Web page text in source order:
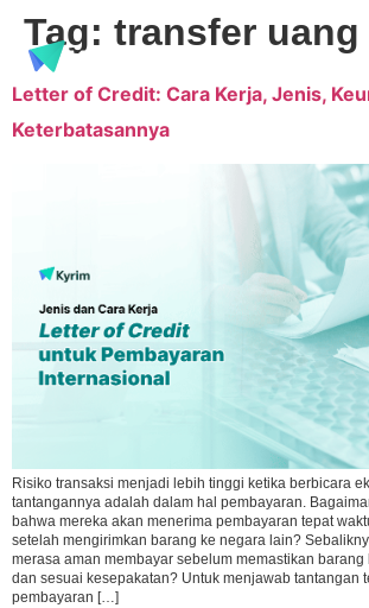
Tag: transfer uang
Letter of Credit: Cara Kerja, Jenis,
Keterbatasannya
Risiko transaksi menjadi lebih tinggi ketika berbicara
tantangannya adalah dalam hal pembayaran.
bahwa mereka akan menerima pembayaran tepat
setelah mengirimkan barang ke negara lain?
merasa aman membayar sebelum memastikan
dan sesuai kesepakatan? Untuk menjawab tantangan
pembayaran […]